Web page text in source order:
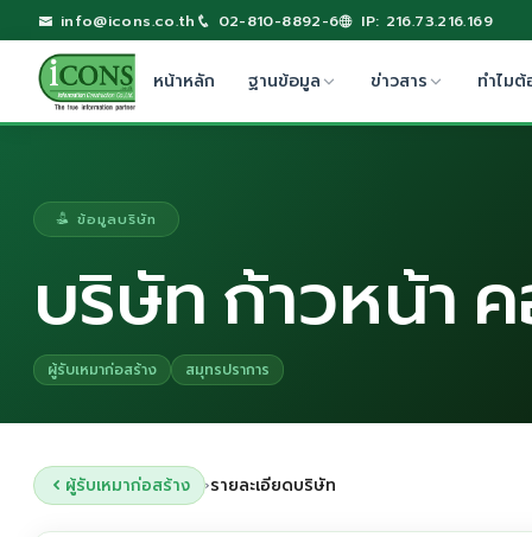
info@icons.co.th 02-810-8892-6 IP: 216.73.216.169
หน้าหลัก ฐานข้อมูล ข่าวสาร ทำไมต้
ข้อมูลบริษัท
บริษัท ก้าวหน้า
ผู้รับเหมาก่อสร้าง สมุทรปราการ
ผู้รับเหมาก่อสร้าง ›รายละเอียดบริษัท